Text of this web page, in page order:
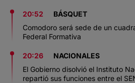
20:52
BÁSQUET
Comodoro será sede de un
Federal Formativa
20:26
NACIONALES
El Gobierno disolvió el Instituto
repartió sus funciones entre el